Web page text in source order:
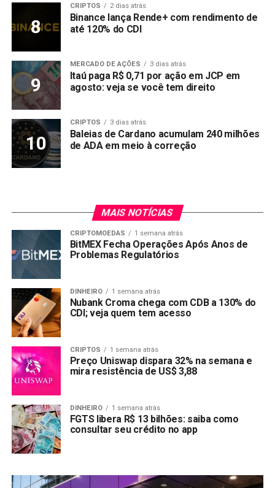
CRIPTOS 2 dias atrás
Binance lança Rende+ com rendimento de
até 120% do CDI
MERCADO DE AÇÕES 3 dias atrás
Itaú paga R$ 0,71 por ação em JCP em
agosto: veja se você tem direito
CRIPTOS 3 dias atrás
Baleias de Cardano acumulam 240 milhões
de ADA em meio à correção
MAIS NOTÍCIAS
CRIPTOMOEDAS 1 semana atrás
BitMEX Fecha Operações Após Anos de
Problemas Regulatórios
DINHEIRO 1 semana atrás
Nubank Croma chega com CDB a 130% do
CDI; veja quem tem acesso
CRIPTOS 1 semana atrás
Preço Uniswap dispara 32% na semana e
mira resistência de US$ 3,88
DINHEIRO 1 semana atrás
FGTS libera R$ 13 bilhões: saiba como
consultar seu crédito no app